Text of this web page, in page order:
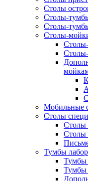
Столы
Столы-
Столы-
Столы-
Мобильные
Столы
Столы
Столы
Тумбы
Тумбы
Тумбы